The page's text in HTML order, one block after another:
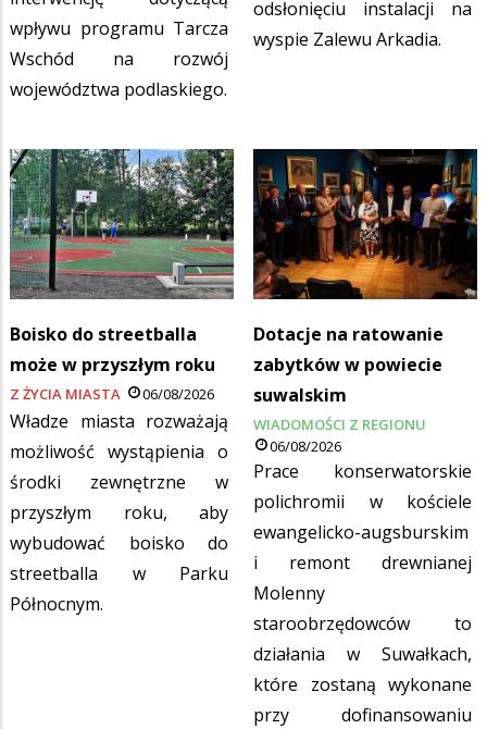
wpływu programu Tarcza
Wschód na rozwój
województwa podlaskiego.
odsłonięciu instalacji na
wyspie Zalewu Arkadia.
Boisko do streetballa
może w przyszłym roku
Z ŻYCIA MIASTA 06/08/2026
Władze miasta rozważają
możliwość wystąpienia o
środki zewnętrzne w
przyszłym roku, aby
wybudować boisko do
streetballa w Parku
Północnym.
Dotacje na ratowanie
zabytków w powiecie
suwalskim
WIADOMOŚCI Z REGIONU
06/08/2026
Prace konserwatorskie
polichromii w kościele
ewangelicko-augsburskim
i remont drewnianej
Molenny
staroobrzędowców to
działania w Suwałkach,
które zostaną wykonane
przy dofinansowaniu